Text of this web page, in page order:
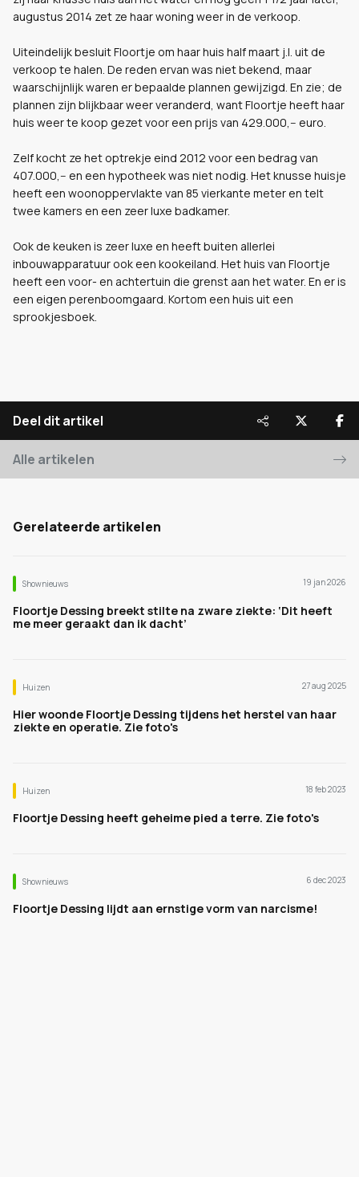
augustus 2014 zet ze haar woning weer in de verkoop.
Uiteindelijk besluit Floortje om haar huis half maart j.l. uit de
verkoop te halen. De reden ervan was niet bekend, maar
waarschijnlijk waren er bepaalde plannen gewijzigd. En zie; de
plannen zijn blijkbaar weer veranderd, want Floortje heeft haar
huis weer te koop gezet voor een prijs van 429.000,-- euro.
Zelf kocht ze het optrekje eind 2012 voor een bedrag van
407.000,-- en een hypotheek was niet nodig. Het knusse huisje
heeft een woonoppervlakte van 85 vierkante meter en telt
twee kamers en een zeer luxe badkamer.
Ook de keuken is zeer luxe en heeft buiten allerlei
inbouwapparatuur ook een kookeiland. Het huis van Floortje
heeft een voor- en achtertuin die grenst aan het water. En er is
een eigen perenboomgaard. Kortom een huis uit een
sprookjesboek.
Deel dit artikel
Alle artikelen
Gerelateerde artikelen
Shownieuws 19 jan 2026
Floortje Dessing breekt stilte na zware ziekte: ‘Dit heeft
me meer geraakt dan ik dacht’
Huizen 27 aug 2025
Hier woonde Floortje Dessing tijdens het herstel van haar
ziekte en operatie. Zie foto's
Huizen 18 feb 2023
Floortje Dessing heeft geheime pied a terre. Zie foto's
Shownieuws 6 dec 2023
Floortje Dessing lijdt aan ernstige vorm van narcisme!